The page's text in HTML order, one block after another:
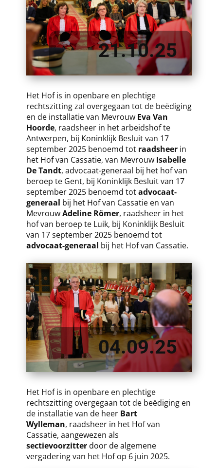
21.10.25
Het Hof is in openbare en plechtige
rechtszitting zal overgegaan tot de beëdiging
en de installatie van Mevrouw Eva Van
Hoorde, raadsheer in het arbeidshof te
Antwerpen, bij Koninklijk Besluit van 17
september 2025 benoemd tot raadsheer in
het Hof van Cassatie, van Mevrouw Isabelle
De Tandt, advocaat-generaal bij het hof van
beroep te Gent, bij Koninklijk Besluit van 17
september 2025 benoemd totadvocaat-
generaal bij het Hof van Cassatie en van
MevrouwAdeline Römer, raadsheer in het
hof van beroep te Luik, bij Koninklijk Besluit
van 17 september 2025 benoemd tot
advocaat-generaal bij het Hof van Cassatie.
04.09.25
Het Hof is in openbare en plechtige
rechtszitting overgegaan tot de beëdiging en
de installatie van de heer Bart
Wylleman, raadsheer in het Hof van
Cassatie, aangewezen als
sectievoorzitter door de algemene
vergadering van het Hof op 6 juin 2025.